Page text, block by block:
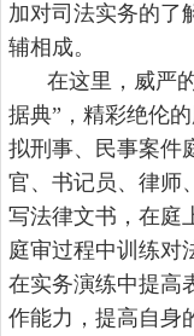
加对司法实务的了
辅相成。
在这里，威严
据典”，精彩绝伦
拟刑事、民事案件
官、书记员、律师
写法律文书，在庭
庭审过程中训练对
在实务演练中提高
作能力，提高自身